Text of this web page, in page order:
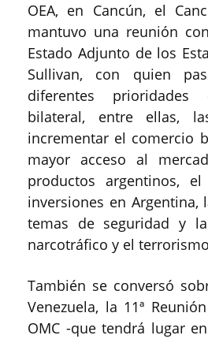
OEA, en Cancún, el
mantuvo una reunión
Estado Adjunto de los
Sullivan, con quien
diferentes
bilateral, entre ellas,
incrementar el comercio
mayor acceso al
productos argentinos,
inversiones en Argentina,
temas de seguridad y
narcotráfico y el
También se conversó
Venezuela, la 11ª
OMC -que tendrá lugar